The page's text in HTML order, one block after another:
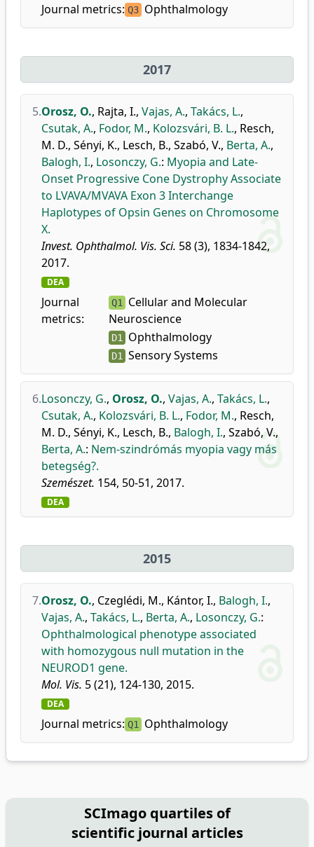
Journal metrics: Q3 Ophthalmology
2017
5.Orosz, O., Rajta, I., Vajas, A., Takács, L.,
Csutak, A., Fodor, M., Kolozsvári, B. L., Resch,
M. D., Sényi, K., Lesch, B., Szabó, V., Berta, A.,
Balogh, I., Losonczy, G.: Myopia and Late-
Onset Progressive Cone Dystrophy Associate
to LVAVA/MVAVA Exon 3 Interchange
Haplotypes of Opsin Genes on Chromosome
X.
Invest. Ophthalmol. Vis. Sci. 58 (3), 1834-1842,
2017.
DEA
Journal
metrics:
Q1
Cellular and Molecular
Neuroscience
D1 Ophthalmology
D1 Sensory Systems
6.Losonczy, G., Orosz, O., Vajas, A., Takács, L.,
Csutak, A., Kolozsvári, B. L., Fodor, M., Resch,
M. D., Sényi, K., Lesch, B., Balogh, I., Szabó, V.,
Berta, A.: Nem-szindrómás myopia vagy más
betegség?.
Szemészet. 154, 50-51, 2017.
DEA
2015
7.Orosz, O., Czeglédi, M., Kántor, I., Balogh, I.,
Vajas, A., Takács, L., Berta, A., Losonczy, G.:
Ophthalmological phenotype associated
with homozygous null mutation in the
NEUROD1 gene.
Mol. Vis. 5 (21), 124-130, 2015.
DEA
Journal metrics: Q1 Ophthalmology
SCImago quartiles of
scientific journal articles